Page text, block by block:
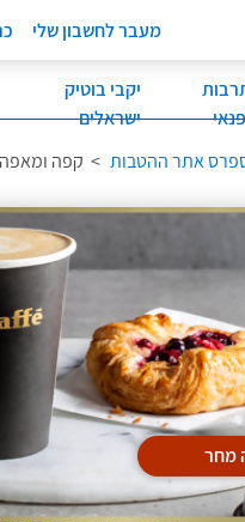
מעבר לחשבון שלי
יקבי בוטיק
ישראלים
אתר ההטבות > קפה
מחר